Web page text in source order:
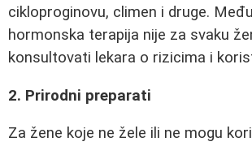
cikloproginovu, climen i druge.
hormonska terapija nije za svaku
konsultovati lekara o rizicima i
2. Prirodni preparati
Za žene koje ne žele ili ne mogu